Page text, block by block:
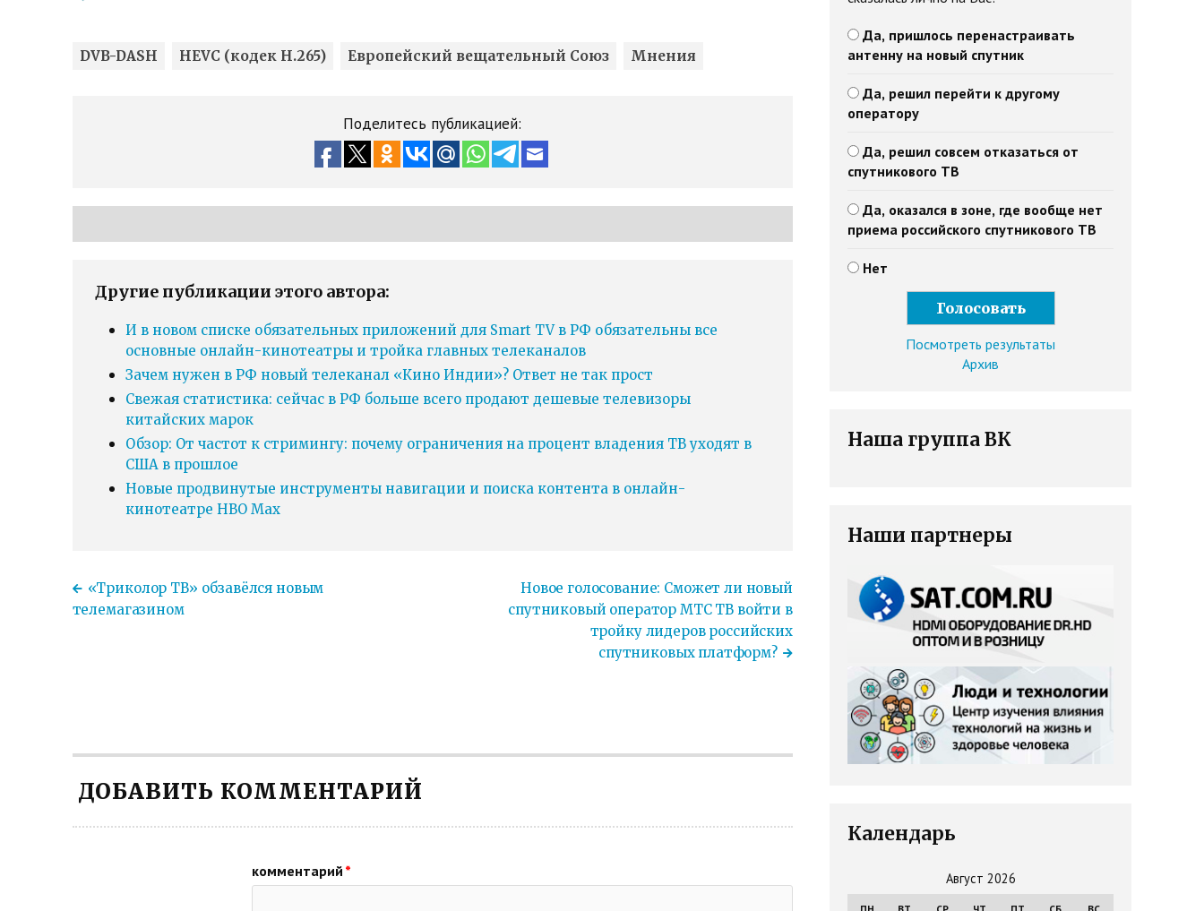
DVB-DASH HEVC (кодек H.265) Европейский вещательный Союз Мнения
Поделитесь публикацией:
Другие публикации этого автора:
И в новом списке обязательных приложений для Smart TV в РФ обязательны все
основные онлайн-кинотеатры и тройка главных телеканалов
Зачем нужен в РФ новый телеканал «Кино Индии»? Ответ не так прост
Свежая статистика: сейчас в РФ больше всего продают дешевые телевизоры
китайских марок
Обзор: От частот к стримингу: почему ограничения на процент владения ТВ уходят в
США в прошлое
Новые продвинутые инструменты навигации и поиска контента в онлайн-
кинотеатре HBO Max
«Триколор ТВ» обзавёлся новым
телемагазином
Новое голосование: Сможет ли новый
спутниковый оператор МТС ТВ войти в
тройку лидеров российских
спутниковых платформ?
ДОБАВИТЬ КОММЕНТАРИЙ
комментарий *
Да, пришлось перенастраивать
антенну на новый спутник
Да, решил перейти к другому
оператору
Да, решил совсем отказаться от
спутникового ТВ
Да, оказался в зоне, где вообще нет
приема российского спутникового ТВ
Нет
Посмотреть результаты
Архив
Наша группа ВК
Наши партнеры
Календарь
Август 2026